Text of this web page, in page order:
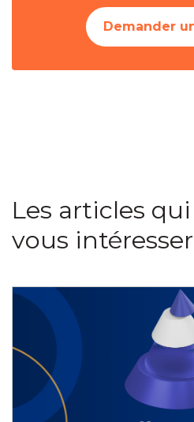
Demander
Les articles
vous intéresser